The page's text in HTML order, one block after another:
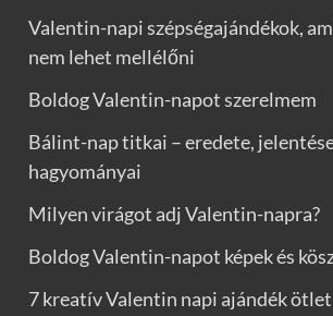
Valentin-napi szépségajándékok,
nem lehet mellélőni
Boldog Valentin-napot szerelmem
Bálint-nap titkai – eredete,
hagyományai
Milyen virágot adj Valentin-napra?
Boldog Valentin-napot képek és
7 kreatív Valentin napi ajándék ötlet